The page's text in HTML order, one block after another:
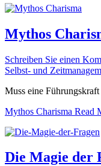
Mythos
Schreiben Sie einen
Selbst- und
Muss eine
Mythos Charisma Read
Die Magie der